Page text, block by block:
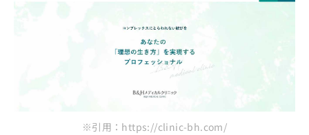
※引用：https://clinic-bh.com/